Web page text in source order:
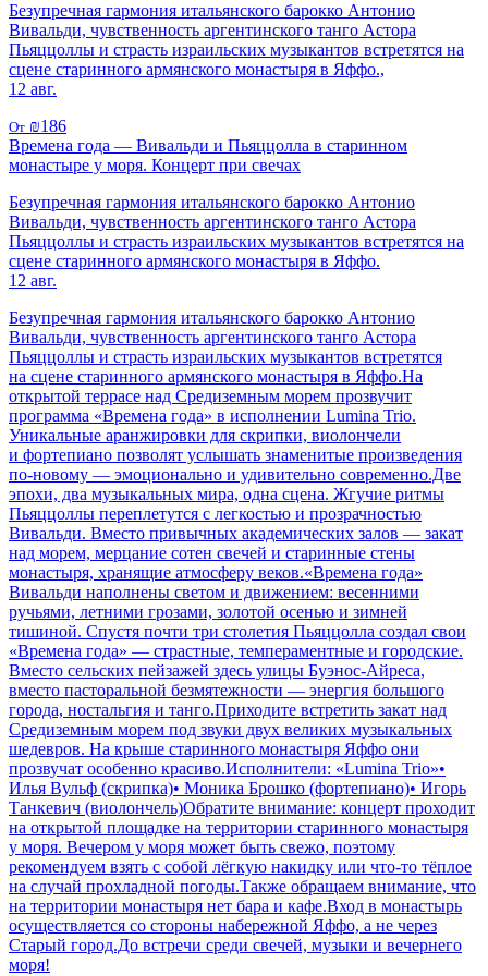
Безупречная гармония итальянского барокко Антонио
Вивальди, чувственность аргентинского танго Астора
Пьяццоллы и страсть израильских музыкантов встретятся на
сцене старинного армянского монастыря в Яффо.,
12 авг.
От ₪186
Времена года — Вивальди и Пьяццолла в старинном
монастыре у моря. Концерт при свечах
Безупречная гармония итальянского барокко Антонио
Вивальди, чувственность аргентинского танго Астора
Пьяццоллы и страсть израильских музыкантов встретятся на
сцене старинного армянского монастыря в Яффо.
12 авг.
Безупречная гармония итальянского барокко Антонио
Вивальди, чувственность аргентинского танго Астора
Пьяццоллы и страсть израильских музыкантов встретятся
на сцене старинного армянского монастыря в Яффо.На
открытой террасе над Средиземным морем прозвучит
программа «Времена года» в исполнении Lumina Trio.
Уникальные аранжировки для скрипки, виолончели
и фортепиано позволят услышать знаменитые произведения
по-новому — эмоционально и удивительно современно.Две
эпохи, два музыкальных мира, одна сцена. Жгучие ритмы
Пьяццоллы переплетутся с легкостью и прозрачностью
Вивальди. Вместо привычных академических залов — закат
над морем, мерцание сотен свечей и старинные стены
монастыря, хранящие атмосферу веков.«Времена года»
Вивальди наполнены светом и движением: весенними
ручьями, летними грозами, золотой осенью и зимней
тишиной. Спустя почти три столетия Пьяццолла создал свои
«Времена года» — страстные, темпераментные и городские.
Вместо сельских пейзажей здесь улицы Буэнос-Айреса,
вместо пасторальной безмятежности — энергия большого
города, ностальгия и танго.Приходите встретить закат над
Средиземным морем под звуки двух великих музыкальных
шедевров. На крыше старинного монастыря Яффо они
прозвучат особенно красиво.Исполнители: «Lumina Trio»•
Илья Вульф (скрипка)• Моника Брошко (фортепиано)• Игорь
Танкевич (виолончель)Обратите внимание: концерт проходит
на открытой площадке на территории старинного монастыря
у моря. Вечером у моря может быть свежо, поэтому
рекомендуем взять с собой лёгкую накидку или что-то тёплое
на случай прохладной погоды.Также обращаем внимание, что
на территории монастыря нет бара и кафе.Вход в монастырь
осуществляется со стороны набережной Яффо, а не через
Старый город.До встречи среди свечей, музыки и вечернего
моря!